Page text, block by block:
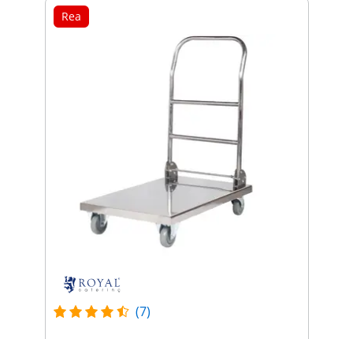
Rea
(7)